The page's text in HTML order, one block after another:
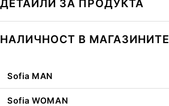
ДЕТАЙЛИ ЗА ПРОДУКТА
НАЛИЧНОСТ В МАГАЗИНИТЕ
Sofia MAN
Sofia WOMAN